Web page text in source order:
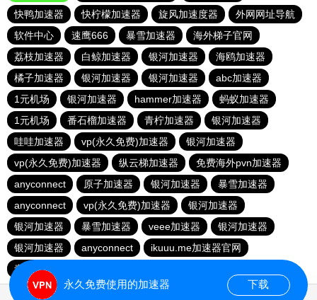
快鸭加速器
快柠檬加速器 旋风加速度器
外网网址导航
软件中心
速鹰666 暴雪加速器
海外梯子官网
荔枝加速器
白鲸加速器 银河加速器
海鸥加速器
橘子加速器
银河加速器 银河加速器
abc加速器
1元机场
银河加速器 hammer加速器
蚂蚁加速器
1元机场
番石榴加速器 青柠加速器
银河加速器
哇哇加速器
vp(永久免费)加速器
银河加速器
vp(永久免费)加速器
纵云梯加速器
免费海外pvn加速器
anyconnect
原子加速器 银河加速器
暴雪加速器
anyconnect
vp(永久免费)加速器
银河加速器
银河加速器
暴雪加速器 veee加速器
银河加速器
银河加速器
anyconnect
ikuuu.me加速器官网
青柠加速器
永久免费使用的加速器 下载